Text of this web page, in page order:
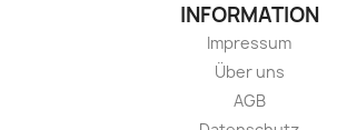
INFORMATION
Impressum
Über uns
AGB